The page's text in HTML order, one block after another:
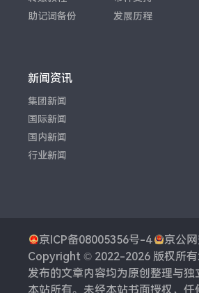
助记词备份
发展历程
新闻资讯
集团新闻
国际新闻
国内新闻
行业新闻
京ICP备08005356号-4
京公
Copyright © 2022-2026 版权所有
发布的文章内容均为原创整理与独
本站所有。未经本站书面授权，任